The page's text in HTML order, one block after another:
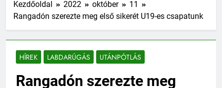
Kezdőoldal 2022 október
11
Rangadón szerezte meg első sikerét U19-es csapatunk
HÍREK LABDARÚGÁS UTÁNPÓTLÁS
Rangadón szerezte meg